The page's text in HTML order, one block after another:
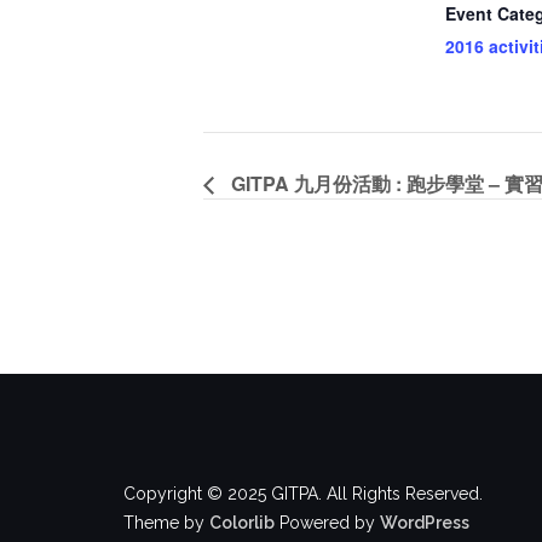
Event
2016
GITPA 九月份活動 : 跑步學堂 – 實
Copyright © 2025 GITPA. All Rights Reserved.
Theme by Colorlib Powered by WordPress